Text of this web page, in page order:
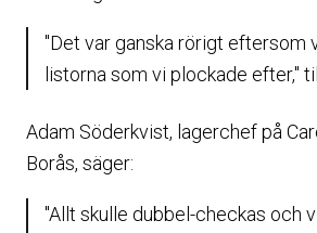
"Det var ganska rörigt eftersom
listorna som vi plockade efter,"
Adam Söderkvist, lagerchef på
Borås, säger:
"Allt skulle dubbel-checkas och